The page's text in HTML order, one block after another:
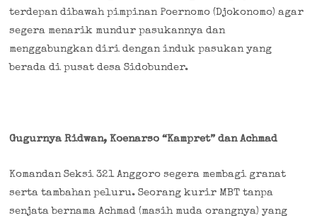
terdepan dibawah pimpinan Poernomo (Djokonomo) agar
segera menarik mundur pasukannya dan
menggabungkan diri dengan induk pasukan yang
berada di pusat desa Sidobunder.
Gugurnya Ridwan, Koenarso “Kampret” dan Achmad
Komandan Seksi 321 Anggoro segera membagi granat
serta tambahan peluru. Seorang kurir MBT tanpa
senjata bernama Achmad (masih muda orangnya) yang